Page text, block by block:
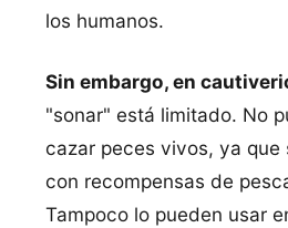
los humanos.
Sin embargo, en
"sonar" está limitado. No
cazar peces vivos, ya que
con recompensas de
Tampoco lo pueden usar